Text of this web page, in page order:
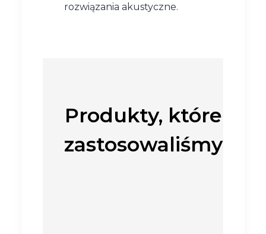
rozwiązania akustyczne.
Produkty, które
zastosowaliśmy